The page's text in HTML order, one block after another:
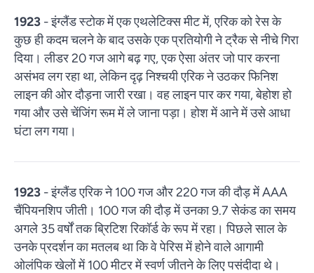
1923 - इंग्लैंड स्टोक में एक एथलेटिक्स मीट में, एरिक को रेस के
कुछ ही कदम चलने के बाद उसके एक प्रतियोगी ने ट्रैक से नीचे गिरा
दिया। लीडर 20 गज आगे बढ़ गए, एक ऐसा अंतर जो पार करना
असंभव लग रहा था, लेकिन दृढ़ निश्चयी एरिक ने उठकर फिनिश
लाइन की ओर दौड़ना जारी रखा। वह लाइन पार कर गया, बेहोश हो
गया और उसे चेंजिंग रूम में ले जाना पड़ा। होश में आने में उसे आधा
घंटा लग गया।
1923 - इंग्लैंड एरिक ने 100 गज और 220 गज की दौड़ में AAA
चैंपियनशिप जीती। 100 गज की दौड़ में उनका 9.7 सेकंड का समय
अगले 35 वर्षों तक ब्रिटिश रिकॉर्ड के रूप में रहा। पिछले साल के
उनके प्रदर्शन का मतलब था कि वे पेरिस में होने वाले आगामी
ओलंपिक खेलों में 100 मीटर में स्वर्ण जीतने के लिए पसंदीदा थे।